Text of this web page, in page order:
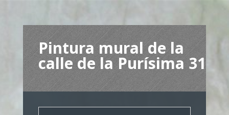
Pintura mural de la
calle de la Purísima 31